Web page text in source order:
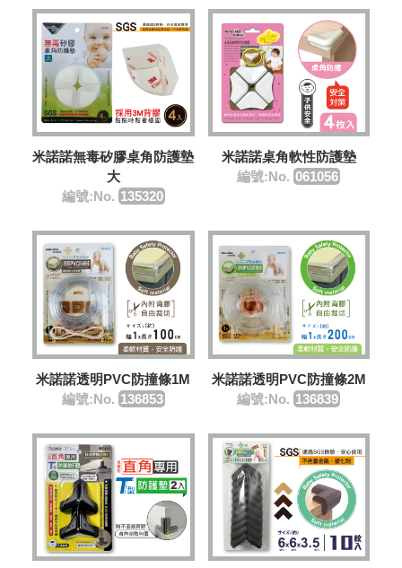
米諾諾無毒矽膠桌角防護墊
大
編號:No. 135320
米諾諾桌角軟性防護墊
編號:No. 061056
米諾諾透明PVC防撞條1M
編號:No. 136853
米諾諾透明PVC防撞條2M
編號:No. 136839